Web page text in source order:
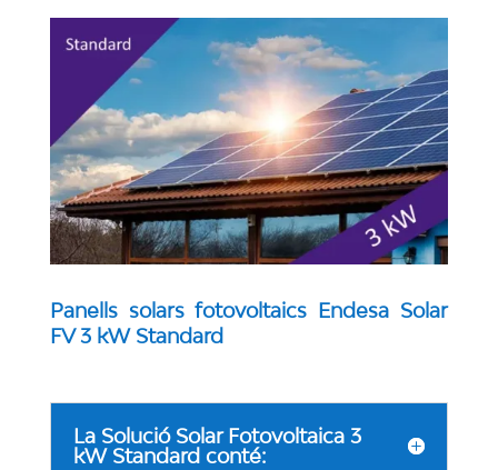
Panells solars fotovoltaics Endesa Solar
FV 3 kW Standard
La Solució Solar Fotovoltaica 3
kW Standard conté: